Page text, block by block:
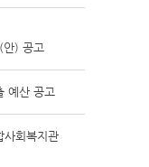
안) 공고
예산 공고
회복지관